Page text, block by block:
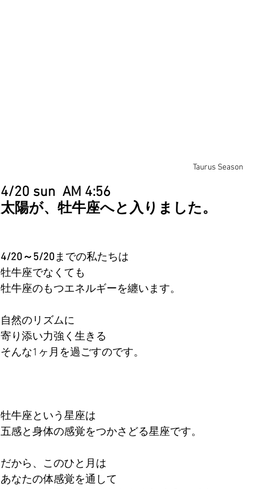
Taurus Season
4/20 sun  AM 4:56
太陽が、牡牛座へと入りました。
4/20～5/20までの私たちは
牡牛座でなくても
牡牛座のもつエネルギーを纏います。
自然のリズムに
寄り添い力強く生きる
そんな1ヶ月を過ごすのです。
牡牛座という星座は
五感と身体の感覚をつかさどる星座です。
だから、このひと月は
あなたの体感覚を通して